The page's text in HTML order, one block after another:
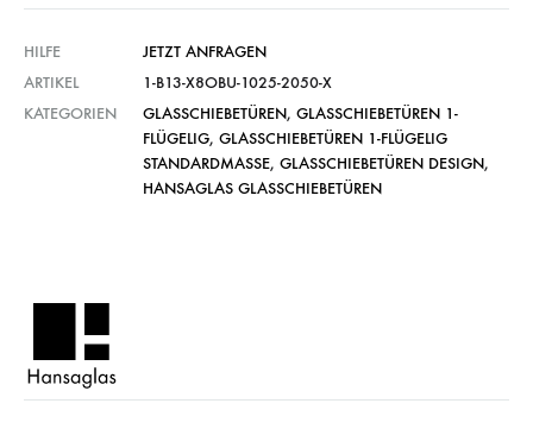
HILFE
JETZT ANFRAGEN
ARTIKEL
1-B13-X8OBU-1025-2050-X
KATEGORIEN
GLASSCHIEBETÜREN, GLASSCHIEBETÜREN 1-
FLÜGELIG, GLASSCHIEBETÜREN 1-FLÜGELIG
STANDARDMASSE , GLASSCHIEBETÜREN DESIGN,
HANSAGLAS GLASSCHIEBETÜREN